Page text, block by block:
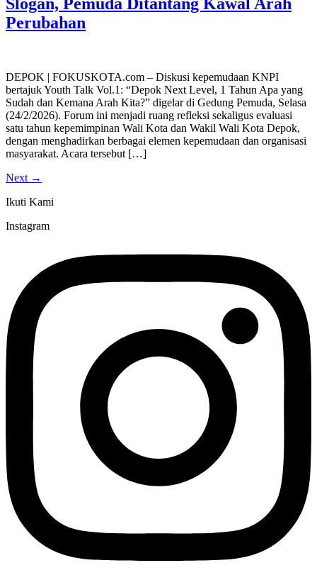
Perubahan
DEPOK | FOKUSKOTA.com – Diskusi kepemudaan KNPI
bertajuk Youth Talk Vol.1: “Depok Next Level, 1 Tahun Apa yang
Sudah dan Kemana Arah Kita?” digelar di Gedung Pemuda, Selasa
(24/2/2026). Forum ini menjadi ruang refleksi sekaligus evaluasi
satu tahun kepemimpinan Wali Kota dan Wakil Wali Kota Depok,
dengan menghadirkan berbagai elemen kepemudaan dan organisasi
masyarakat. Acara tersebut […]
Next →
Ikuti Kami
Instagram